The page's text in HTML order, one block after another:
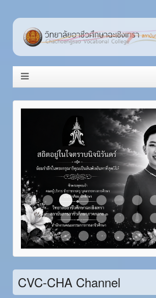
Item 1 Item 2Item 3
Item 4 Item 5 Item 6
Item 11Item 12Item 13Item 14Item 15Item 16
Item 21Item 22Item 23Item 24Item 25
CVC-CHA Channel